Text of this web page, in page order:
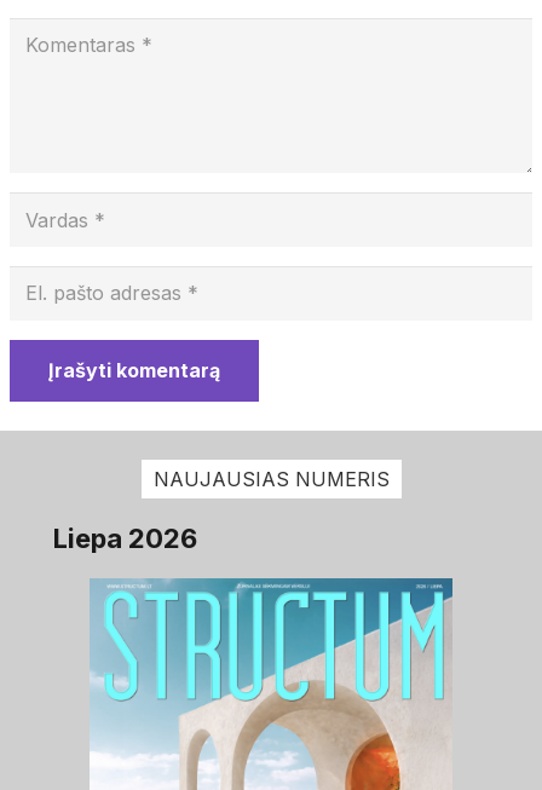
Įrašyti komentarą
NAUJAUSIAS NUMERIS
Liepa 2026